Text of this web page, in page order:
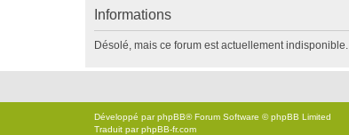
Informations
Désolé, mais ce forum est actuellement indisponible.
Développé parphpBB® Forum Software © phpBB Limited
Traduit parphpBB-fr.com